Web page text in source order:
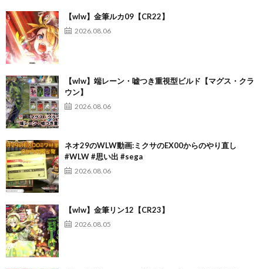
【wlw】金筆ルカ09【CR22】
2026.08.06
【wlw】端レーン・嘘つき重視型ビルド【マグス・クラ
ウン】
2026.08.06
ネオ29のWLW動画:ミクサのEX00からのやり直し
#WLW #思い出 #sega
2026.08.06
【wlw】金筆リン12【CR23】
2026.08.05